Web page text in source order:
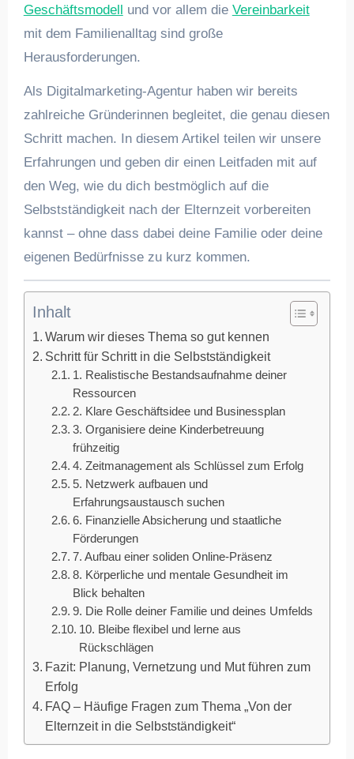
Geschäftsmodell und vor allem die Vereinbarkeit
mit dem Familienalltag sind große
Herausforderungen.
Als Digitalmarketing-Agentur haben wir bereits
zahlreiche Gründerinnen begleitet, die genau diesen
Schritt machen. In diesem Artikel teilen wir unsere
Erfahrungen und geben dir einen Leitfaden mit auf
den Weg, wie du dich bestmöglich auf die
Selbstständigkeit nach der Elternzeit vorbereiten
kannst – ohne dass dabei deine Familie oder deine
eigenen Bedürfnisse zu kurz kommen.
Inhalt
Warum wir dieses Thema so gut kennen
Schritt für Schritt in die Selbstständigkeit
1. Realistische Bestandsaufnahme deiner
Ressourcen
2. Klare Geschäftsidee und Businessplan
3. Organisiere deine Kinderbetreuung
frühzeitig
4. Zeitmanagement als Schlüssel zum Erfolg
5. Netzwerk aufbauen und
Erfahrungsaustausch suchen
6. Finanzielle Absicherung und staatliche
Förderungen
7. Aufbau einer soliden Online-Präsenz
8. Körperliche und mentale Gesundheit im
Blick behalten
9. Die Rolle deiner Familie und deines Umfelds
10. Bleibe flexibel und lerne aus
Rückschlägen
Fazit: Planung, Vernetzung und Mut führen zum
Erfolg
FAQ – Häufige Fragen zum Thema „Von der
Elternzeit in die Selbstständigkeit“